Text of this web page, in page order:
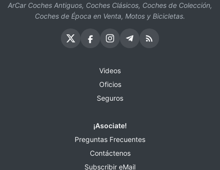
ArCar Coches Antiguos, Coches Clásicos, Coches de Colección,
Coches de Época en Venta, Motos y Bicicletas.
Videos
Oficios
Seguros
¡Asociate!
Preguntas Frecuentes
Contáctenos
Subscribir eMail